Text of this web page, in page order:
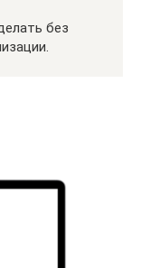
без